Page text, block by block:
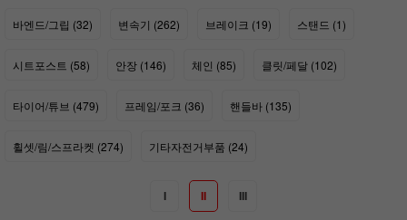
바엔드/그립 (32) 변속기 (262) 브레이크 (19) 스탠드 (1)
시트포스트 (58) 안장 (146) 체인 (85) 클릿/페달 (102)
타이어/튜브 (479) 프레임/포크 (36) 핸들바 (135)
휠셋/림/스프라켓 (274) 기타자전거부품 (24)
I II III